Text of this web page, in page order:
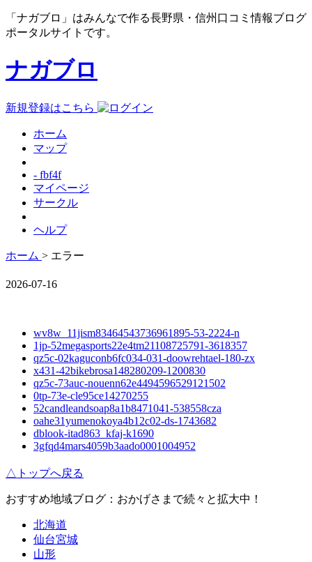
「ナガブロ」はみんなで作る長野県・信州口コミ情報ブログ
ポータルサイトです。
ナガブロ
新規登録はこちら
ホーム
マップ
- fbf4f
マイページ
サークル
ヘルプ
ホーム > エラー
2026-07-16
wv8w_11jism83464543736961895-53-2224-n
1jp-52megasports22e4tm21108725791-3618357
qz5c-02kaguconb6fc034-031-doowrehtael-180-zx
x431-42bikebrosa148280209-1200830
qz5c-73auc-nouenn62e4494596529121502
0tp-73e-cle95ce14270255
52candleandsoap8a1b8471041-538558cza
oahe31yumenokoya4b12c02-ds-1743682
dblook-itad863_kfaj-k1690
3gfqd4mars4059b3aado0001004952
△トップへ戻る
おすすめ地域ブログ：おかげさまで続々と拡大中！
北海道
仙台宮城
山形